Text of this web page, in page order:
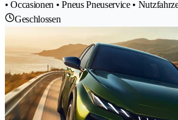
• Occasionen • Pneus Pneuservice •
Geschlossen